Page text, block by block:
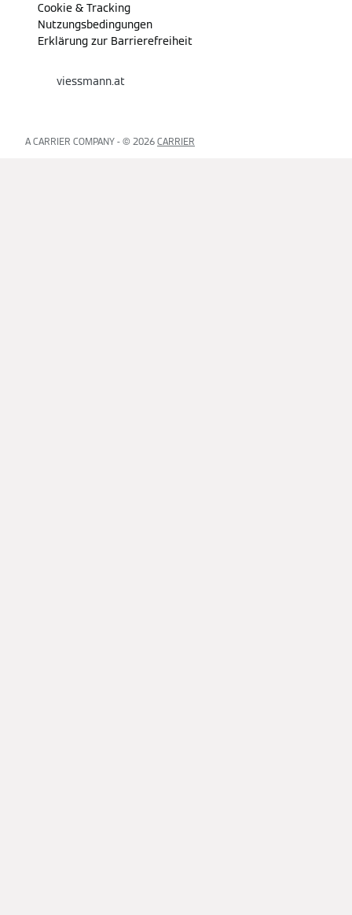
Cookie & Tracking
Nutzungsbedingungen
Erklärung zur Barrierefreiheit
viessmann.at
A CARRIER COMPANY - ©️ 2026 CARRIER